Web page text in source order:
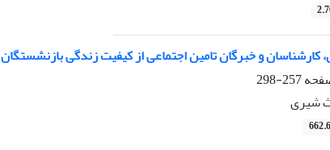
و خبرگان تامین اجتماعی از کیفیت زندگی بازنشستگان
257-298
شیری